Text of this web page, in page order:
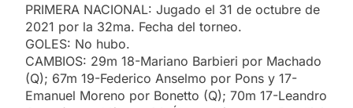
PRIMERA NACIONAL: Jugado el 31 de octubre de
2021 por la 32ma. Fecha del torneo.
GOLES: No hubo.
CAMBIOS: 29m 18-Mariano Barbieri por Machado
(Q); 67m 19-Federico Anselmo por Pons y 17-
Emanuel Moreno por Bonetto (Q); 70m 17-Leandro